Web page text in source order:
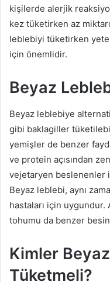
kişilerde alerjik
kez tüketirken az
leblebiyi tüketirken
için önemlidir.
Beyaz
Beyaz leblebiye
gibi baklagiller
yemişler de benzer
ve protein açısından
vejetaryen beslenenler
Beyaz leblebi, aynı
hastaları için
tohumu da benzer
Kimler
Tüketmeli?